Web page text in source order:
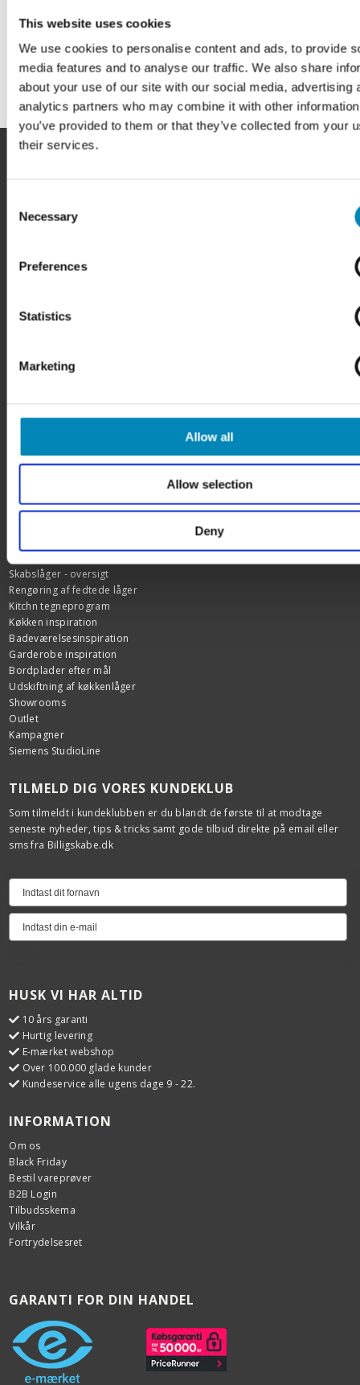
This website uses cookies
We use cookies to personalise content and ads, to provide
media features and to analyse our traffic. We also share
about your use of our site with our social media, advertising
analytics partners who may combine it with other
you’ve provided to them or that they’ve collected from your
their services.
Selection
Necessary
Preferences
Statistics
Marketing
Allow all
Allow selection
Deny
(Celebert Aps)
9200 Aalborg SV
CVR: 27428959
Samlevejledninger
Garanti
FIND INSPIRATION
Skabslåger - oversigt
Rengøring af fedtede låger
Kitchn tegneprogram
Køkken inspiration
Badeværelsesinspiration
Garderobe inspiration
Bordplader efter mål
Udskiftning af køkkenlåger
Showrooms
Outlet
Kampagner
Siemens StudioLine
TILMELD DIG VORES KUNDEKLUB
Som tilmeldt i kundeklubben er du blandt de første til at modtage
seneste nyheder, tips & tricks samt gode tilbud direkte på email eller
sms fra Billigskabe.dk
HUSK VI HAR ALTID
10 års garanti
Hurtig levering
E-mærket webshop
Over 100.000 glade kunder
Kundeservice alle ugens dage 9 - 22.
INFORMATION
Om os
Black Friday
Bestil vareprøver
B2B Login
Tilbudsskema
Vilkår
Fortrydelsesret
GARANTI FOR DIN HANDEL